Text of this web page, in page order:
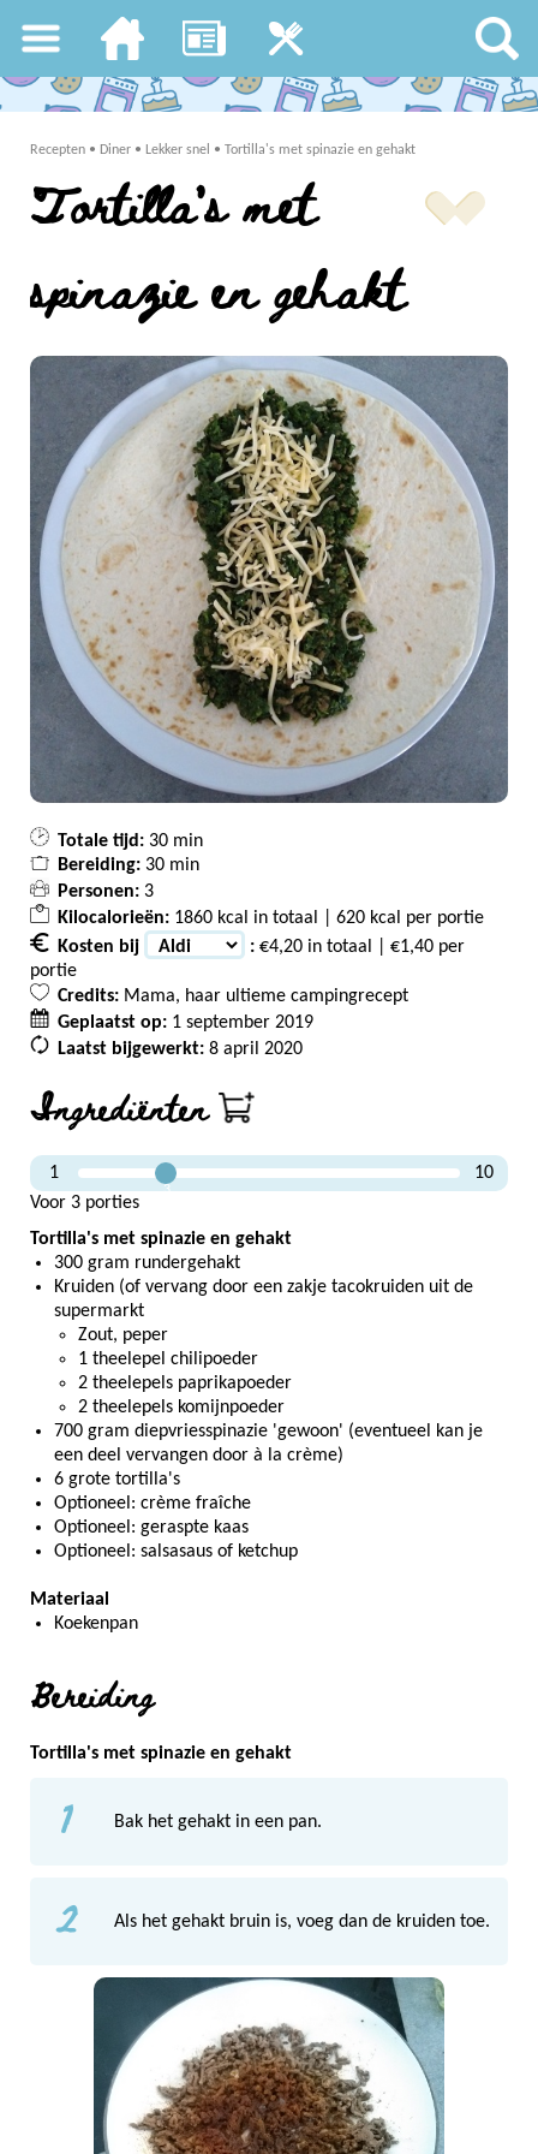
Recepten • Diner • Lekker snel • Tortilla's met spinazie en gehakt
Tortilla's met
spinazie en gehakt
Totale tijd: 30 min
Bereiding: 30 min
Personen: 3
Kilocalorieën: 1860 kcal in totaal | 620 kcal per portie
Kosten bij
: €4,20 in totaal | €1,40 per
portie
Credits: Mama, haar ultieme campingrecept
Geplaatst op: 1 september 2019
Laatst bijgewerkt: 8 april 2020
Ingrediënten
1
3
10
Voor 3 porties
Tortilla's met spinazie en gehakt
300 gram rundergehakt
Kruiden (of vervang door een zakje tacokruiden uit de
supermarkt
Zout, peper
1 theelepel chilipoeder
2 theelepels paprikapoeder
2 theelepels komijnpoeder
700 gram diepvriesspinazie 'gewoon' (eventueel kan je
een deel vervangen door à la crème)
6 grote tortilla's
Optioneel: crème fraîche
Optioneel: geraspte kaas
Optioneel: salsasaus of ketchup
Materiaal
Koekenpan
Bereiding
Tortilla's met spinazie en gehakt
1 Bak het gehakt in een pan.
2 Als het gehakt bruin is, voeg dan de kruiden toe.